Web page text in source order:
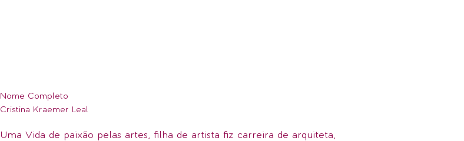
Nome Completo
Cristina Kraemer Leal
Uma Vida de paixão pelas artes, filha de artista fiz carreira de arquiteta,